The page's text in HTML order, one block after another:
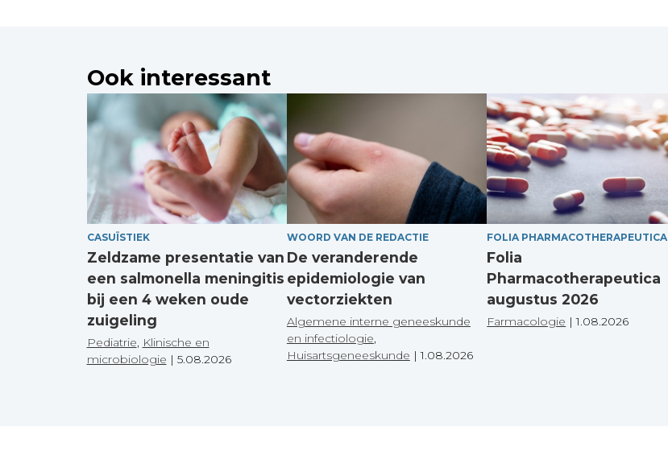
Ook interessant
CASUÏSTIEK
Zeldzame presentatie van
een salmonella meningitis
bij een 4 weken oude
zuigeling
Pediatrie Klinische en
microbiologie | 5.08.2026
WOORD VAN DE REDACTIE
De veranderende
epidemiologie van
vectorziekten
Algemene interne geneeskunde
en infectiologie
Huisartsgeneeskunde |1.08.2026
FOLIA PHARMACOTHERAPEUTICA
Folia
Pharmacotherapeutica
augustus 2026
Farmacologie |1.08.2026